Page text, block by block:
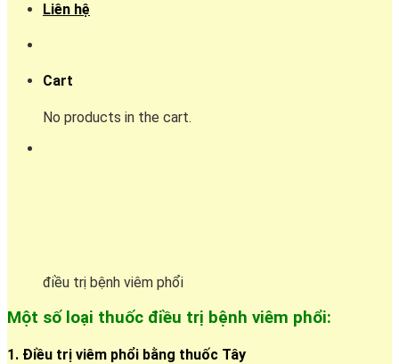
Liên hệ
Cart
No products in the cart.
điều trị bệnh viêm phổi
Một số loại thuốc điều trị bệnh viêm phổi:
1. Điều trị viêm phổi bằng thuốc Tây